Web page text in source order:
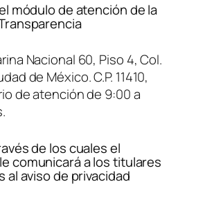
módulo de atención de la
Nacional 60, Piso 4, Col.
de México. C.P. 11410,
de atención de 9:00 a
de los cuales el
comunicará a los titulares
al aviso de privacidad